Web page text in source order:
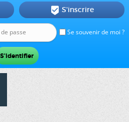
Se souvenir de moi ?
 S'inscrire